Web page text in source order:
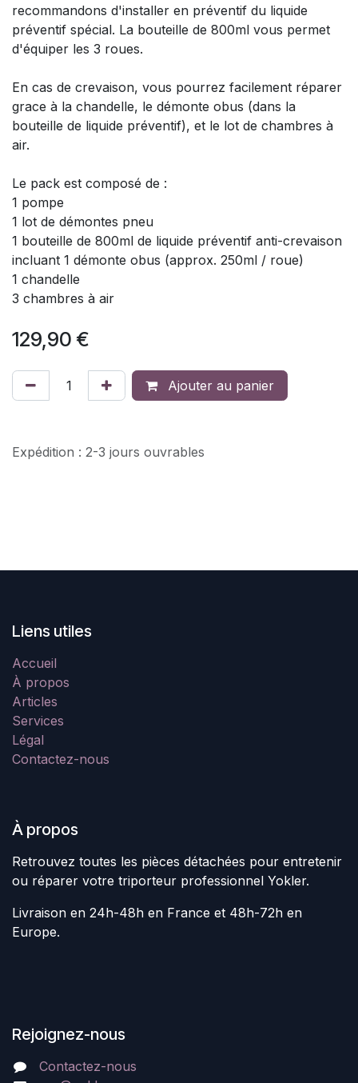
recommandons d'installer en préventif du liquide
préventif spécial. La bouteille de 800ml vous permet
d'équiper les 3 roues.
En cas de crevaison, vous pourrez facilement réparer
grace à la chandelle, le démonte obus (dans la
bouteille de liquide préventif), et le lot de chambres à
air.
Le pack est composé de :
1 pompe
1 lot de démontes pneu
1 bouteille de 800ml de liquide préventif anti-crevaison
incluant 1 démonte obus (approx. 250ml / roue)
1 chandelle
3 chambres à air
129,90 €
Ajouter au panier
Expédition : 2-3 jours ouvrables
Liens utiles
Accueil
À propos
Articles
Services
Légal
Contactez-nous
À propos
Retrouvez toutes les pièces détachées pour entretenir
ou réparer votre triporteur professionnel Yokler.
Livraison en 24h-48h en France et 48h-72h en
Europe.
Rejoignez-nous
Contactez-nous